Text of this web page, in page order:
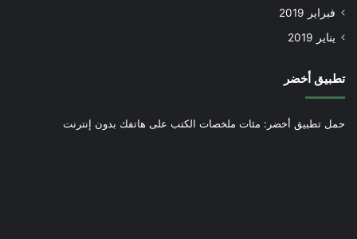
فبراير 2019
يناير 2019
تطبيق أخضر
حمل تطبيق أخضر: مئات ملخصات الكتب على هاتفك بدون إنترنت